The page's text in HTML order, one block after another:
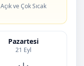
Açık ve Çok Sıcak
Pazartesi
21 Eyl